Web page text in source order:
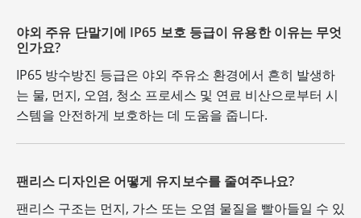
야외 주유 단말기에 IP65 보호 등급이 유용한 이유는 무엇
인가요?
IP65 방수방진 등급은 야외 주유소 환경에서 흔히 발생하
는 물, 먼지, 오염, 청소 프로세스 및 연료 비산으로부터 시
스템을 안전하게 보호하는 데 도움을 줍니다.
팬리스 디자인은 어떻게 유지보수를 줄여주나요?
팬리스 구조는 먼지, 가스 또는 오염 물질을 빨아들일 수 있